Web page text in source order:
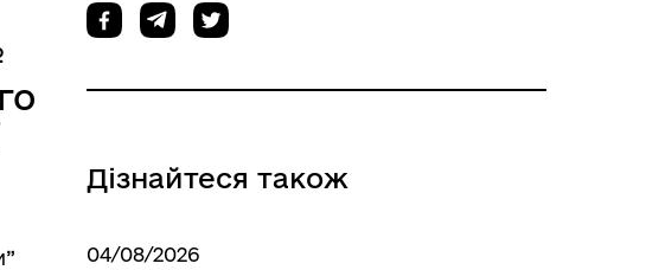
Дізнайтеся також
04/08/2026